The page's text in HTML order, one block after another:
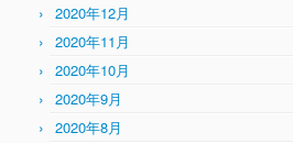
2020年12月
2020年11月
2020年10月
2020年9月
2020年8月